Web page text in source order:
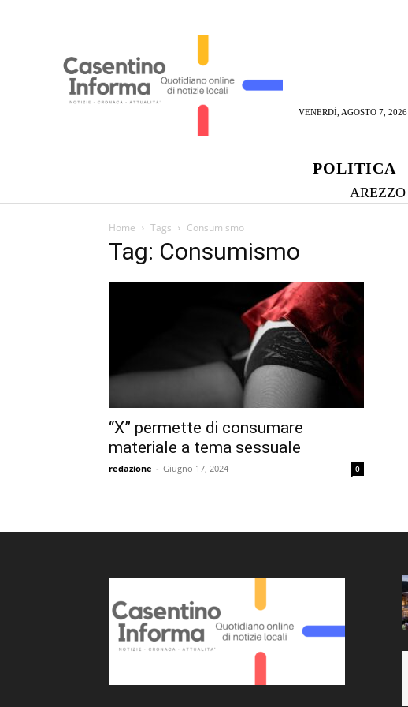
VENERDÌ, AGOSTO 7, 2026
POLITICA
AREZZO
Home Tags Consumismo
Tag: Consumismo
“X” permette di consumare
materiale a tema sessuale
redazione - Giugno 17, 2024 0